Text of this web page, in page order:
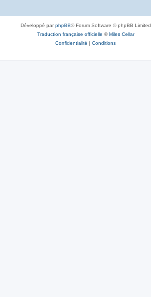
Développé parphpBB® Forum Software © phpBB Limited
Traduction française officielle ©Miles Cellar
Confidentialité | Conditions